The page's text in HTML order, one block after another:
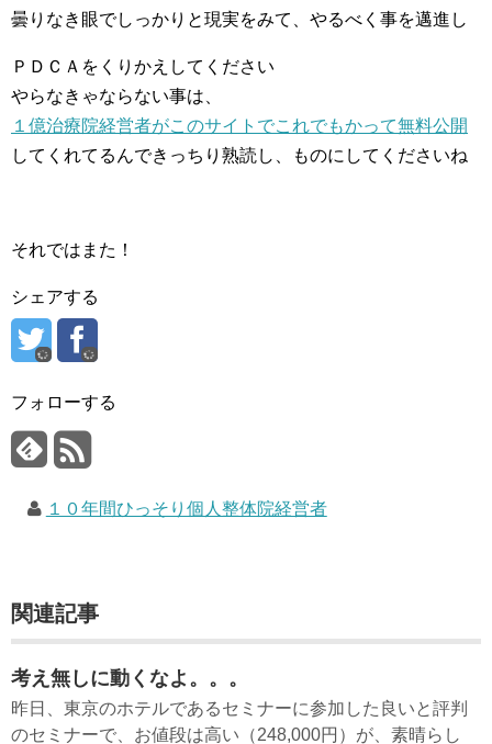
曇りなき眼でしっかりと現実をみて、やるべく事を邁進し
ＰＤＣＡをくりかえしてください
やらなきゃならない事は、
１億治療院経営者がこのサイトでこれでもかって無料公開
してくれてるんできっちり熟読し、ものにしてくださいね
それではまた！
シェアする
フォローする
１０年間ひっそり個人整体院経営者
関連記事
考え無しに動くなよ。。。
昨日、東京のホテルであるセミナーに参加した良いと評判
のセミナーで、お値段は高い（248,000円）が、素晴らし